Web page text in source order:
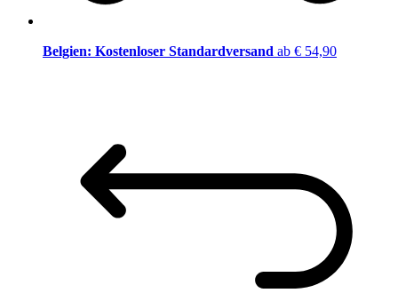
Belgien: Kostenloser Standardversand ab € 54,90